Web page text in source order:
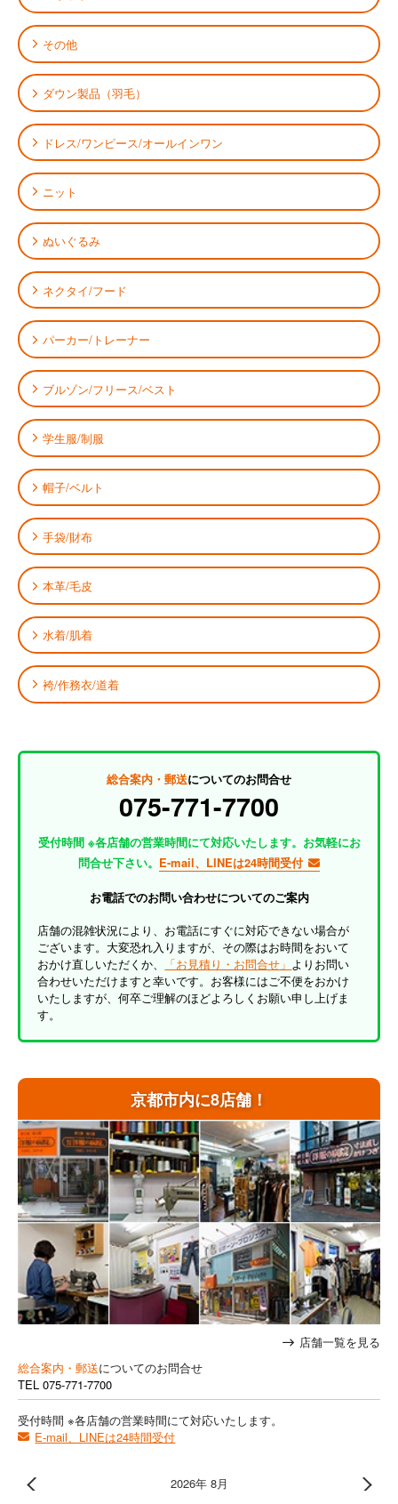
京都市内に8店舗！
店舗一覧を見る
総合案内・郵送についてのお問合せ
TEL 075-771-7700
受付時間 ※各店舗の営業時間にて対応いたします。
E-mail、LINEは24時間受付
2026年 8月
その他
ダウン製品（羽毛）
ドレス/ワンピース/オールインワン
ニット
ぬいぐるみ
ネクタイ/フード
パーカー/トレーナー
ブルゾン/フリース/ベスト
学生服/制服
帽子/ベルト
手袋/財布
本革/毛皮
水着/肌着
袴/作務衣/道着
総合案内・郵送についてのお問合せ
075-771-7700
受付時間 ※各店舗の営業時間にて対応いたします。お気軽にお
問合せ下さい。 E-mail、LINEは24時間受付
お電話でのお問い合わせについてのご案内
店舗の混雑状況により、お電話にすぐに対応できない場合が
ございます。大変恐れ入りますが、その際はお時間をおいて
おかけ直しいただくか、
「お見積り・お問合せ」 よりお問い
合わせいただけますと幸いです。お客様にはご不便をおかけ
いたしますが、何卒ご理解のほどよろしくお願い申し上げま
す。